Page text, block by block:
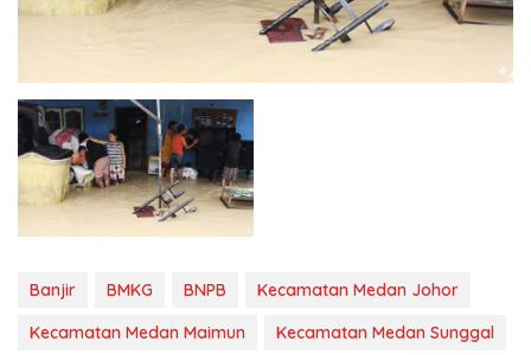
Banjir BMKG BNPB
Kecamatan Medan Johor
Kecamatan Medan Maimun
Kecamatan Medan Sunggal